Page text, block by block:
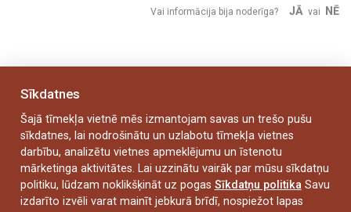
Vai informācija bija noderīga? JĀ vai NĒ
Sīkdatnes
Šajā tīmekļa vietnē mēs izmantojam savas un trešo pušu
sīkdatnes, lai nodrošinātu un uzlabotu tīmekļa vietnes
darbību, analizētu vietnes apmeklējumu un īstenotu
mārketinga aktivitātes. Lai uzzinātu vairāk par mūsu sīkdatņu
politiku, lūdzam noklikšķināt uz pogas Sīkdatņu politikaSavu
izdarīto izvēli varat mainīt jebkurā brīdī, nospiežot lapas